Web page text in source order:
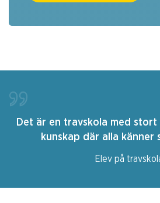
Det är en travskola med
kunskap där alla känner
Elev på